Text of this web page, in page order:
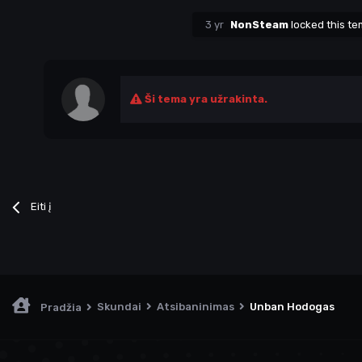
3 yr NonSteam locked this
Ši tema yra užrakinta.
Eiti į
Pradžia Skundai Atsibaninimas Unban Hodogas